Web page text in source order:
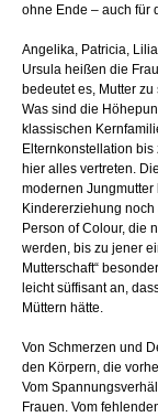
ohne Ende – auch für
Angelika, Patricia,
Ursula heißen die
bedeutet es, Mutter
Was sind die
klassischen
Elternkonstellation
hier alles vertreten.
modernen Jungmutter
Kindererziehung
Person of Colour, die
werden, bis zu jener
Mutterschaft“
leicht süffisant an,
Müttern hätte.
Von Schmerzen und
den Körpern, die
Vom
Frauen. Vom